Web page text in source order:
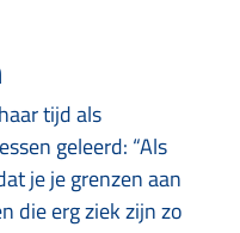
tijd als
geleerd: “Als
je je grenzen aan
die erg ziek zijn zo